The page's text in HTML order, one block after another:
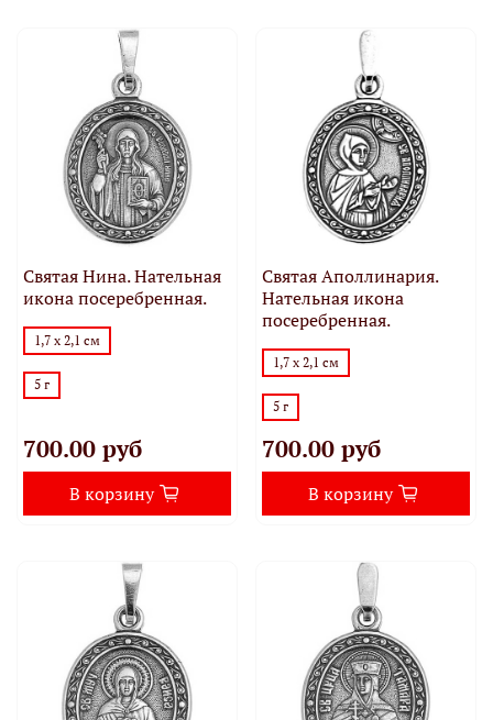
Святая Нина. Нательная
икона посеребренная.
1,7 х 2,1 см
5 г
700.00 руб
В корзину
Святая Аполлинария.
Нательная икона
посеребренная.
1,7 х 2,1 см
5 г
700.00 руб
В корзину